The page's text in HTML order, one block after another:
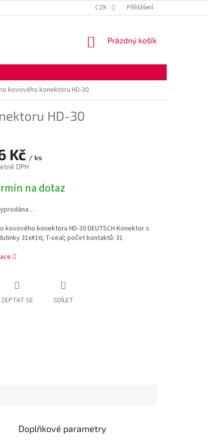
OBCHODNÍ PODMÍNKY
CZK Přihlášení
NÁKUPNÍ
Prázdný košík
kovového konektoru HD-30
HD-30
Kč / ks
DPH
na dotaz
kovového konektoru HD-30 DEUTSCH Konektor s
31x#16; T-seal; počet kontaktů: 31
ZEPTAT SE SDÍLET
Doplňkové parametry